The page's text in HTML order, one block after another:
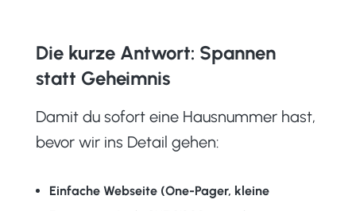
Die kurze Antwort: Spannen
statt Geheimnis
Damit du sofort eine Hausnummer hast,
bevor wir ins Detail gehen:
Einfache Webseite (One-Pager, kleine